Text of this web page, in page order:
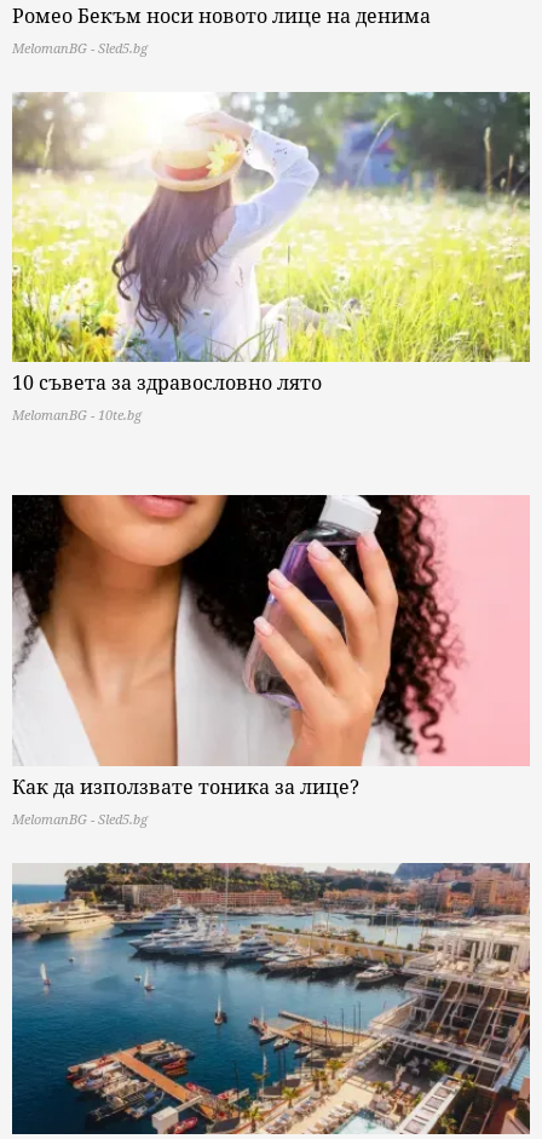
Ромео Бекъм носи новото лице на денима
MelomanBG - Sled5.bg
10 съвета за здравословно лято
MelomanBG - 10te.bg
Как да използвате тоника за лице?
MelomanBG - Sled5.bg